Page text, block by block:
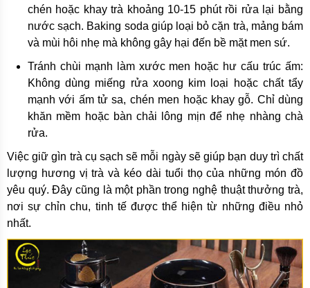
chén hoặc khay trà khoảng 10-15 phút rồi rửa lại bằng
nước sạch. Baking soda giúp loại bỏ cặn trà, mảng bám
và mùi hôi nhẹ mà không gây hại đến bề mặt men sứ.
Tránh chùi mạnh làm xước men hoặc hư cấu trúc ấm:
Không dùng miếng rửa xoong kim loại hoặc chất tẩy
mạnh với ấm tử sa, chén men hoặc khay gỗ. Chỉ dùng
khăn mềm hoặc bàn chải lông mịn để nhẹ nhàng chà
rửa.
Việc giữ gìn trà cụ sạch sẽ mỗi ngày sẽ giúp bạn duy trì chất
lượng hương vị trà và kéo dài tuổi thọ của những món đồ
yêu quý. Đây cũng là một phần trong nghệ thuật thưởng trà,
nơi sự chỉn chu, tinh tế được thể hiện từ những điều nhỏ
nhất.